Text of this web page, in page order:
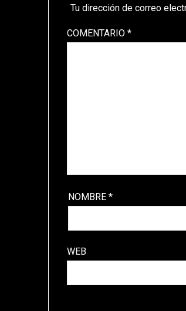
Tu dirección de correo
COMENTARIO*
NOMBRE *
WEB